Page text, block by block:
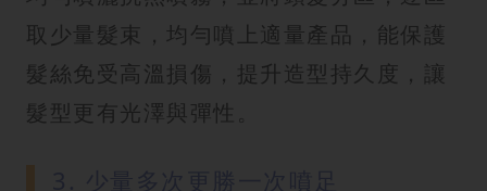
取少量髮束，均勻噴上適量產品，能保護
髮絲免受高溫損傷，提升造型持久度，讓
髮型更有光澤與彈性。